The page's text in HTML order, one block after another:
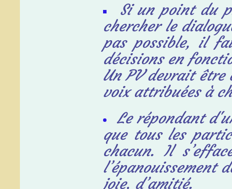
Si un point du
chercher le
pas possible, il
décisions en
Un PV devrait être
voix attribuées à
Le répondant
que tous les
chacun. Il
joie, d’amitié.